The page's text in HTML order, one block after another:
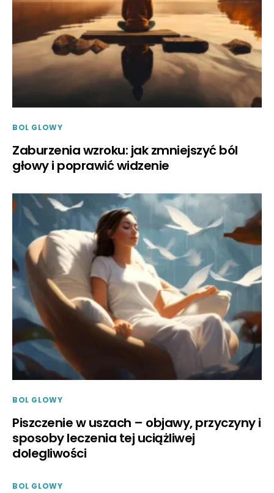
BOL GLOWY
Zaburzenia wzroku: jak zmniejszyć ból
głowy i poprawić widzenie
BOL GLOWY
Piszczenie w uszach – objawy, przyczyny i
sposoby leczenia tej uciążliwej
dolegliwości
BOL GLOWY